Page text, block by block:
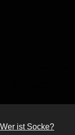
Wer ist Socke?